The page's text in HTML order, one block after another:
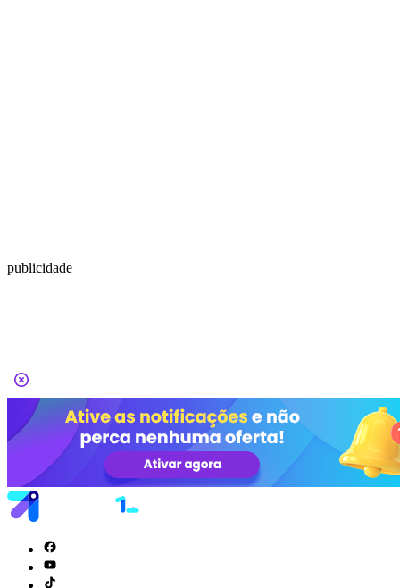
publicidade